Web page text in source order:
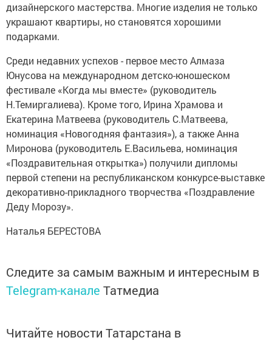
дизайнерского мастерства. Многие изделия не только
украшают квартиры, но становятся хорошими
подарками.
Среди недавних успехов - первое место Алмаза
Юнусова на международном детско-юношеском
фестивале «Когда мы вместе» (руководитель
Н.Темиргалиева). Кроме того, Ирина Храмова и
Екатерина Матвеева (руководитель С.Матвеева,
номинация «Новогодняя фантазия»), а также Анна
Миронова (руководитель Е.Васильева, номинация
«Поздравительная открытка») получили дипломы
первой степени на республиканском конкурсе-выставке
декоративно-прикладного творчества «Поздравление
Деду Морозу».
Наталья БЕРЕСТОВА
Следите за самым важным и интересным в
Telegram-канале Татмедиа
Читайте новости Татарстана в